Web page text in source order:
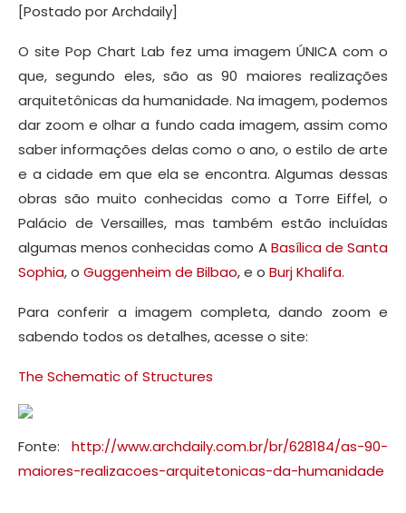
[Postado por Archdaily]
O site Pop Chart Lab fez uma imagem ÚNICA com o
que, segundo eles, são as 90 maiores realizações
arquitetônicas da humanidade. Na imagem, podemos
dar zoom e olhar a fundo cada imagem, assim como
saber informações delas como o ano, o estilo de arte
e a cidade em que ela se encontra. Algumas dessas
obras são muito conhecidas como a Torre Eiffel, o
Palácio de Versailles, mas também estão incluídas
algumas menos conhecidas como ABasílica de Santa
Sophia, o Guggenheim de Bilbao, e o Burj Khalifa.
Para conferir a imagem completa, dando zoom e
sabendo todos os detalhes, acesse o site:
The Schematic of Structures
Fonte: http://www.archdaily.com.br/br/628184/as-90-
maiores-realizacoes-arquitetonicas-da-humanidade